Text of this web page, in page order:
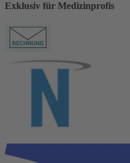
Exklusiv für Medizinprofis